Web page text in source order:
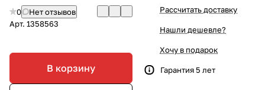
0
Нет отзывов
Арт. 1358563
В корзину
Рассчитать доставку
Нашли дешевле?
Хочу в подарок
Гарантия 5 лет